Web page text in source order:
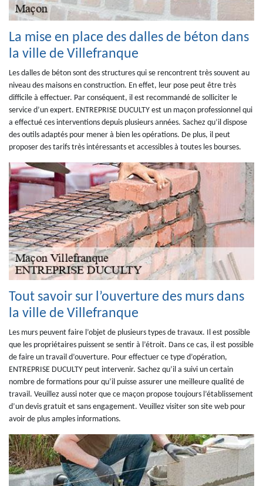
La mise en place des dalles de béton dans
la ville de Villefranque
Les dalles de béton sont des structures qui se rencontrent très souvent au
niveau des maisons en construction. En effet, leur pose peut être très
difficile à effectuer. Par conséquent, il est recommandé de solliciter le
service d’un expert. ENTREPRISE DUCULTY est un maçon professionnel qui
a effectué ces interventions depuis plusieurs années. Sachez qu’il dispose
des outils adaptés pour mener à bien les opérations. De plus, il peut
proposer des tarifs très intéressants et accessibles à toutes les bourses.
Tout savoir sur l’ouverture des murs dans
la ville de Villefranque
Les murs peuvent faire l’objet de plusieurs types de travaux. Il est possible
que les propriétaires puissent se sentir à l’étroit. Dans ce cas, il est possible
de faire un travail d’ouverture. Pour effectuer ce type d’opération,
ENTREPRISE DUCULTY peut intervenir. Sachez qu’il a suivi un certain
nombre de formations pour qu’il puisse assurer une meilleure qualité de
travail. Veuillez aussi noter que ce maçon propose toujours l’établissement
d’un devis gratuit et sans engagement. Veuillez visiter son site web pour
avoir de plus amples informations.